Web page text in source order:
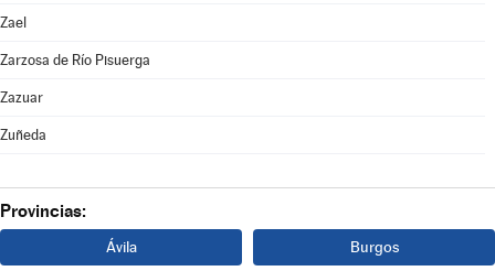
Zael
Zarzosa de Río Pisuerga
Zazuar
Zuñeda
Provincias:
Ávila Burgos